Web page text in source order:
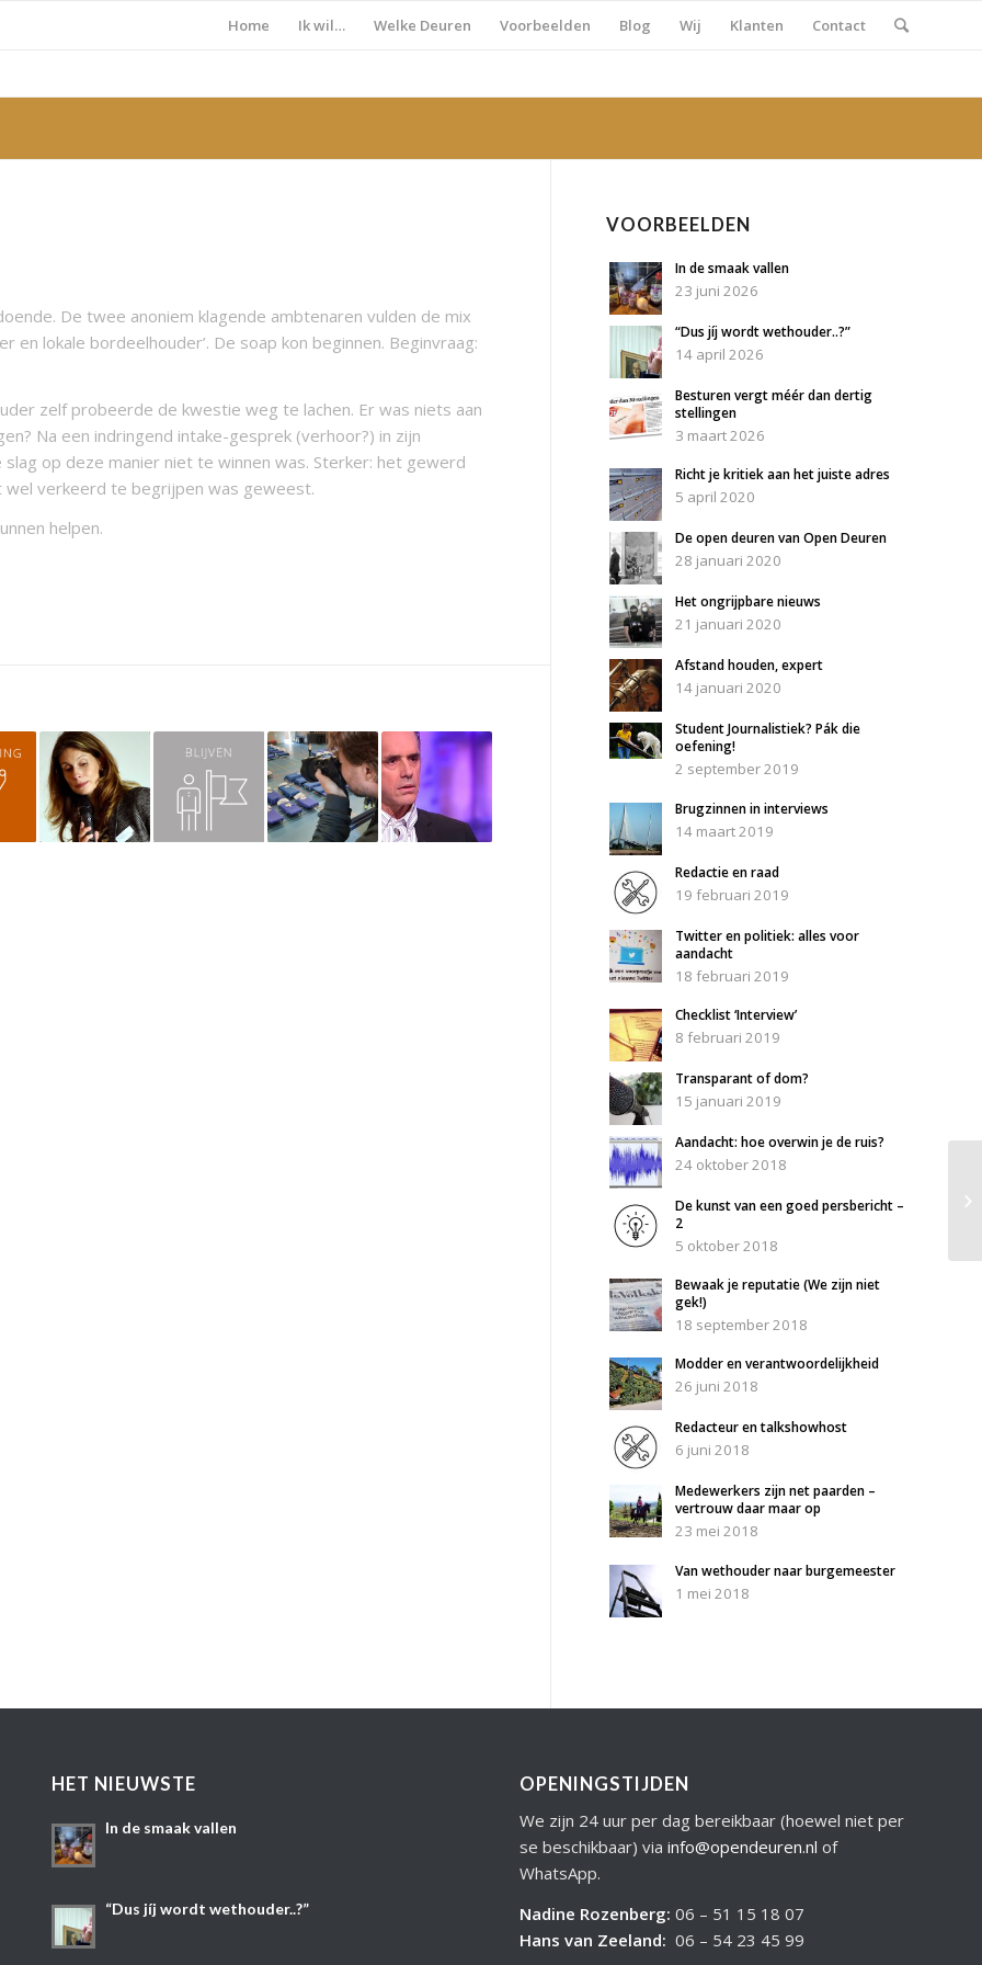
Home Ik wil… Welke Deuren Voorbeelden Blog Wij Klanten Contact
De twee anoniem klagende ambtenaren vulden de mix
lokale bordeelhouder’. De soap kon beginnen. Beginvraag:
zelf probeerde de kwestie weg te lachen. Er was niets aan
Na een indringend intake-gesprek (verhoor?) in zijn
op deze manier niet te winnen was. Sterker: het gewerd
wel verkeerd te begrijpen was geweest.
helpen.
VOORBEELDEN
In de smaak vallen
23 juni 2026
“Dus jíj wordt wethouder..?”
14 april 2026
Besturen vergt méér dan dertig
stellingen
3 maart 2026
Richt je kritiek aan het juiste adres
5 april 2020
De open deuren van Open Deuren
28 januari 2020
Het ongrijpbare nieuws
21 januari 2020
Afstand houden, expert
14 januari 2020
Student Journalistiek? Pák die
oefening!
2 september 2019
Brugzinnen in interviews
14 maart 2019
Redactie en raad
19 februari 2019
Twitter en politiek: alles voor
aandacht
18 februari 2019
Checklist ‘Interview’
8 februari 2019
Transparant of dom?
15 januari 2019
Aandacht: hoe overwin je de ruis?
24 oktober 2018
De kunst van een goed persbericht –
2
5 oktober 2018
Bewaak je reputatie (We zijn niet
gek!)
18 september 2018
Modder en verantwoordelijkheid
26 juni 2018
Redacteur en talkshowhost
6 juni 2018
Medewerkers zijn net paarden –
vertrouw daar maar op
23 mei 2018
Van wethouder naar burgemeester
1 mei 2018
HET NIEUWSTE
In de smaak vallen
“Dus jíj wordt wethouder..?”
OPENINGSTIJDEN
We zijn 24 uur per dag bereikbaar (hoewel niet per
se beschikbaar) viainfo@opendeuren.nl of
WhatsApp.
Nadine Rozenberg:06 – 51 15 18 07
Hans van Zeeland:06 – 54 23 45 99